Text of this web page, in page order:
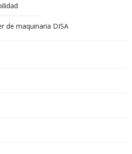
de maquinaria DISA